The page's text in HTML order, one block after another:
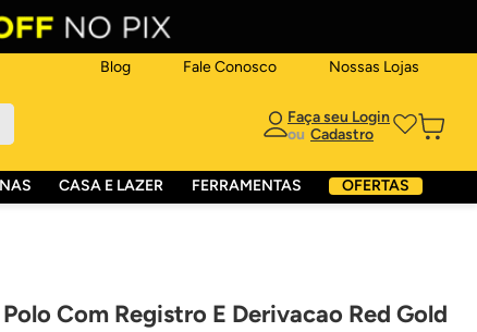
Blog Fale Conosco Nossas Lojas
ou
CASA E LAZER FERRAMENTAS OFERTAS
Com Registro E Derivacao Red Gold